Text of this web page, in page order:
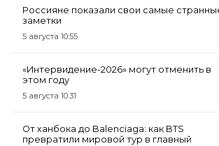
Россияне показали свои самые
заметки
5 августа 10:55
«Интервидение-2026» могут отменить в
этом году
5 августа 10:31
От ханбока до Balenciaga: как BTS
превратили мировой тур в главный